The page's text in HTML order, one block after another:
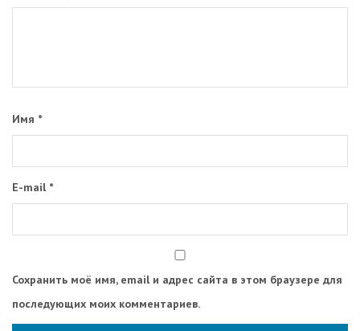
Имя *
E-mail *
Сохранить моё имя, email и адрес сайта в этом браузере для
последующих моих комментариев.